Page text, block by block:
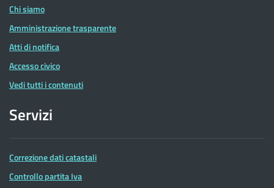
Chi siamo
Amministrazione trasparente
Atti di notifica
Accesso civico
Vedi tutti i contenuti
Servizi
Correzione dati catastali
Controllo partita Iva